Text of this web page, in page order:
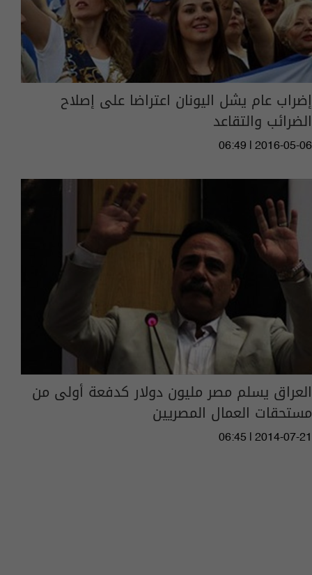
إضراب عام يشل اليونان اعتراضا على إصلاح
الضرائب والتقاعد
06:49 | 2016-05-06
العراق يسلم مصر مليون دولار كدفعة أولى من
مستحقات العمال المصريين
06:45 | 2014-07-21